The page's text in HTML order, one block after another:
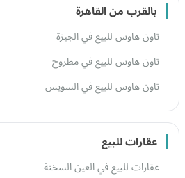
بالقرب من القاهرة
تاون هاوس للبيع في الجيزة
تاون هاوس للبيع في مطروح
تاون هاوس للبيع في السويس
عقارات للبيع
عقارات للبيع في العين السخنة